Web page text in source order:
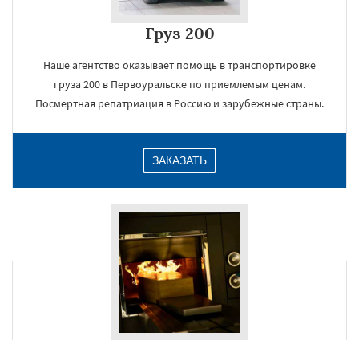
Груз 200
Наше агентство оказывает помощь в транспортировке
груза 200 в Первоуральске по приемлемым ценам.
Посмертная репатриация в Россию и зарубежные страны.
ЗАКАЗАТЬ